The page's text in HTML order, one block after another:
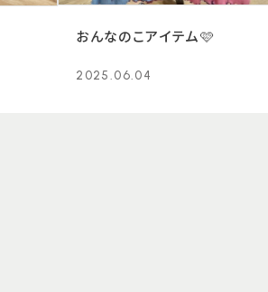
おんなのこアイテム🩷
2025.06.04